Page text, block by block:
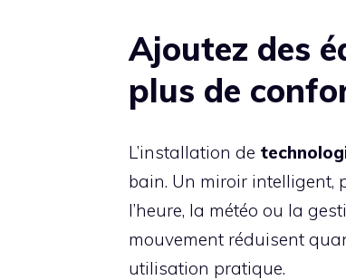
Ajoutez des
plus de
L’installation de
bain. Un miroir intelligent,
l’heure, la météo ou la
mouvement réduisent
utilisation pratique.